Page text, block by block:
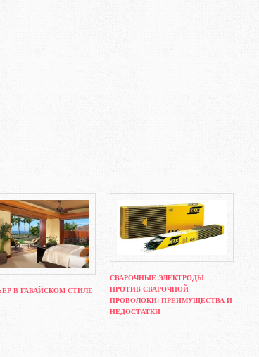
В ГАВАЙСКОМ СТИЛЕ
СВАРОЧНЫЕ ЭЛЕКТРОДЫ
ПРОТИВ СВАРОЧНОЙ
ПРОВОЛОКИ: ПРЕИМУЩЕСТВА И
НЕДОСТАТКИ